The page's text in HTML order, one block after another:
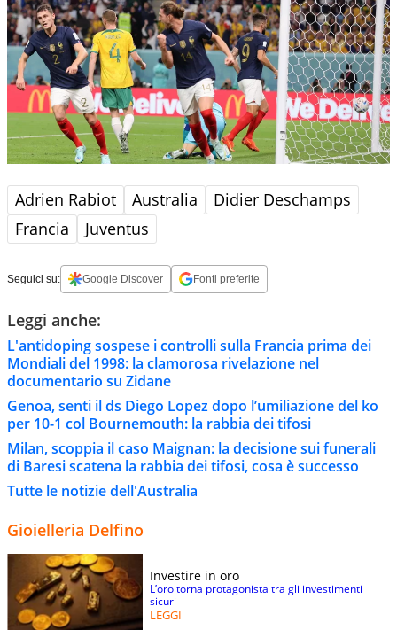
Adrien Rabiot Australia
Didier Deschamps
Francia
Juventus
Seguici su: Google Discover Fonti preferite
Leggi anche:
L'antidoping sospese i controlli sulla Francia prima dei
Mondiali del 1998: la clamorosa rivelazione nel
documentario su Zidane
Genoa, senti il ds Diego Lopez dopo l’umiliazione del ko
per 10-1 col Bournemouth: la rabbia dei tifosi
Milan, scoppia il caso Maignan: la decisione sui funerali
di Baresi scatena la rabbia dei tifosi, cosa è successo
Tutte le notizie dell'Australia
Gioielleria Delfino
Investire in oro
L’oro torna protagonista tra gli investimenti
sicuri
LEGGI